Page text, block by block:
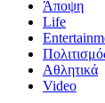
Άποψη
Life
Αθλητικά
Video